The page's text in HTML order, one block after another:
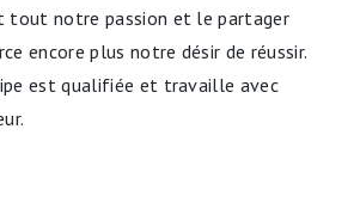
tout notre passion et le partager
encore plus notre désir de réussir.
est qualifiée et travaille avec